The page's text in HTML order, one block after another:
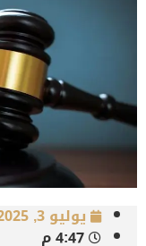
يوليو 3, 2025
4:47 م